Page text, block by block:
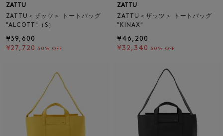
ZATTU
ZATTU＜ザッツ＞ トートバッグ
"ALCOTT"（S）
¥39,600
¥27,720 30% OFF
ZATTU
ZATTU＜ザッツ＞ トートバッグ
"KINAX"
¥46,200
¥32,340 30% OFF